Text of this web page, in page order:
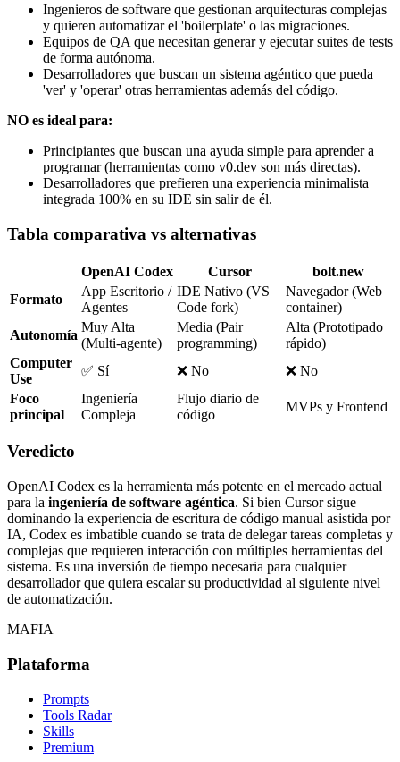
Ingenieros de software que gestionan arquitecturas complejas
y quieren automatizar el 'boilerplate' o las migraciones.
Equipos de QA que necesitan generar y ejecutar suites de tests
de forma autónoma.
Desarrolladores que buscan un sistema agéntico que pueda
'ver' y 'operar' otras herramientas además del código.
NO es ideal para:
Principiantes que buscan una ayuda simple para aprender a
programar (herramientas como v0.dev son más directas).
Desarrolladores que prefieren una experiencia minimalista
integrada 100% en su IDE sin salir de él.
Tabla comparativa vs alternativas
OpenAI Codex Cursor
bolt.new
Formato
App Escritorio /
Agentes
IDE Nativo (VS
Code fork)
Navegador (Web
container)
Autonomía
Muy Alta
(Multi-agente)
Media (Pair
programming)
Alta (Prototipado
rápido)
Computer
Use
✅ Sí ❌ No
❌ No
Foco
principal
Ingeniería
Compleja
Flujo diario de
código
MVPs y Frontend
Veredicto
OpenAI Codex es la herramienta más potente en el mercado actual
para la ingeniería de software agéntica. Si bien Cursor sigue
dominando la experiencia de escritura de código manual asistida por
IA, Codex es imbatible cuando se trata de delegar tareas completas y
complejas que requieren interacción con múltiples herramientas del
sistema. Es una inversión de tiempo necesaria para cualquier
desarrollador que quiera escalar su productividad al siguiente nivel
de automatización.
MAFIA
Plataforma
Prompts
Tools Radar
Skills
Premium